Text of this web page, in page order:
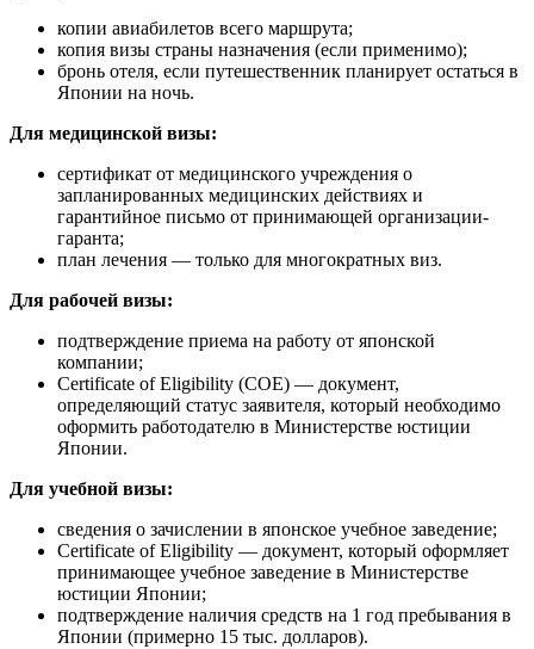
копии авиабилетов всего маршрута;
копия визы страны назначения (если применимо);
бронь отеля, если путешественник планирует остаться в
Японии на ночь.
Для медицинской визы:
сертификат от медицинского учреждения о
запланированных медицинских действиях и
гарантийное письмо от принимающей организации-
гаранта;
план лечения — только для многократных виз.
Для рабочей визы:
подтверждение приема на работу от японской
компании;
Certificate of Eligibility (COE) — документ,
определяющий статус заявителя, который необходимо
оформить работодателю в Министерстве юстиции
Японии.
Для учебной визы:
сведения о зачислении в японское учебное заведение;
Certificate of Eligibility — документ, который оформляет
принимающее учебное заведение в Министерстве
юстиции Японии;
подтверждение наличия средств на 1 год пребывания в
Японии (примерно 15 тыс. долларов).